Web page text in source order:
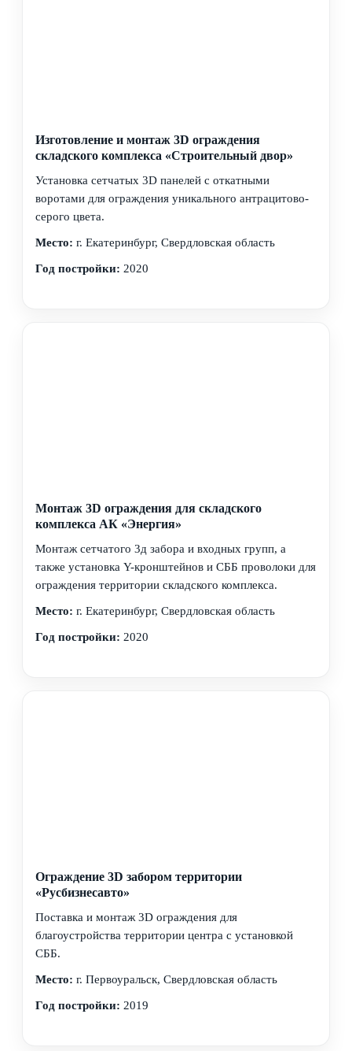
Изготовление и монтаж 3D ограждения
складского комплекса «Строительный двор»
Установка сетчатых 3D панелей с откатными
воротами для ограждения уникального антрацитово-
серого цвета.
Место: г. Екатеринбург, Свердловская область
Год постройки: 2020
Монтаж 3D ограждения для складского
комплекса АК «Энергия»
Монтаж сетчатого 3д забора и входных групп, а
также установка Y-кронштейнов и СББ проволоки для
ограждения территории складского комплекса.
Место: г. Екатеринбург, Свердловская область
Год постройки: 2020
Ограждение 3D забором территории
«Русбизнесавто»
Поставка и монтаж 3D ограждения для
благоустройства территории центра с установкой
СББ.
Место: г. Первоуральск, Свердловская область
Год постройки: 2019